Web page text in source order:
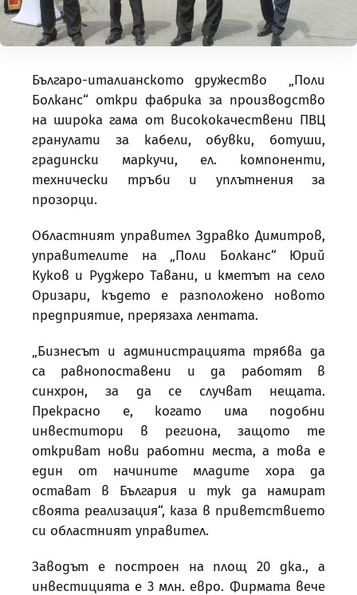
Българо-италианското дружество „Поли
Болканс“ откри фабрика за производство
на широка гама от висококачествени ПВЦ
гранулати за кабели, обувки, ботуши,
градински маркучи, ел. компоненти,
технически тръби и уплътнения за
прозорци.
Областният управител Здравко Димитров,
управителите на „Поли Болканс“ Юрий
Куков и Руджеро Тавани, и кметът на село
Оризари, където е разположено новото
предприятие, прерязаха лентата.
„Бизнесът и администрацията трябва да
са равнопоставени и да работят в
синхрон, за да се случват нещата.
Прекрасно е, когато има подобни
инвеститори в региона, защото те
откриват нови работни места, а това е
един от начините младите хора да
остават в България и тук да намират
своята реализация“, каза в приветствието
си областният управител.
Заводът е построен на площ 20 дка., а
инвестицията е 3 млн. евро. Фирмата вече